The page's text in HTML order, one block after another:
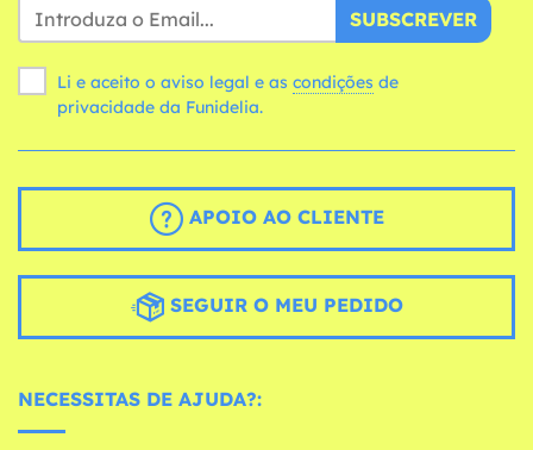
SUBSCREVER
Li e aceito o aviso legal e as condições
privacidade da Funidelia.
APOIO AO CLIENTE
SEGUIR O MEU PEDIDO
NECESSITAS DE AJUDA?: